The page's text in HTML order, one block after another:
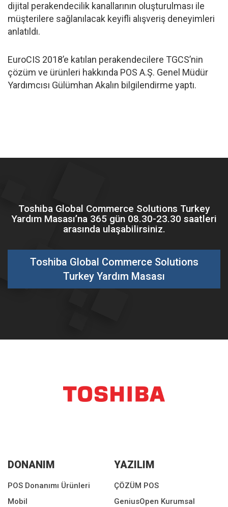
dijital perakendecilik kanallarının oluşturulması ile
müşterilere sağlanılacak keyifli alışveriş deneyimleri
anlatıldı.
EuroCIS 2018’e katılan perakendecilere TGCS’nin
çözüm ve ürünleri hakkında POS A.Ş. Genel Müdür
Yardımcısı Gülümhan Akalın bilgilendirme yaptı.
Toshiba Global Commerce Solutions Turkey
Yardım Masası’na 365 gün 08.30-23.30 saatleri
arasında ulaşabilirsiniz.
Toshiba Global Commerce Solutions
Turkey Yardım Masası
DONANIM
POS Donanımı Ürünleri
Mobil
YAZILIM
ÇÖZÜM POS
GeniusOpen Kurumsal